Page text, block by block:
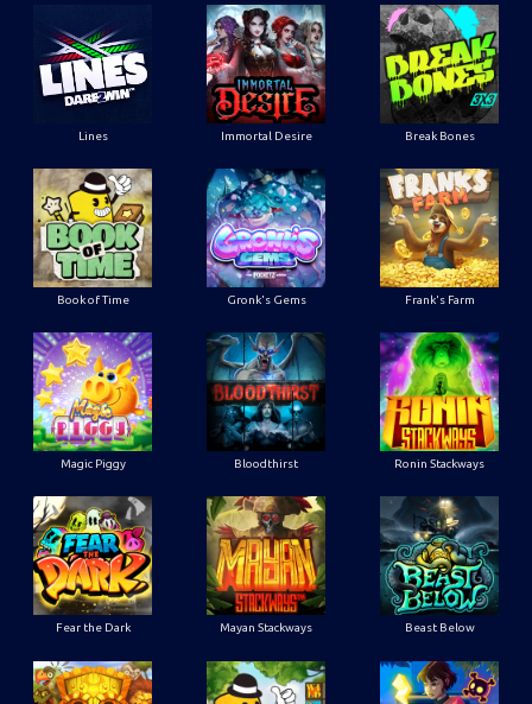
Lines Immortal Desire Break Bones
Book of Time Gronk's Gems Frank's Farm
Magic Piggy Bloodthirst Ronin Stackways
Fear the Dark Mayan Stackways Beast Below